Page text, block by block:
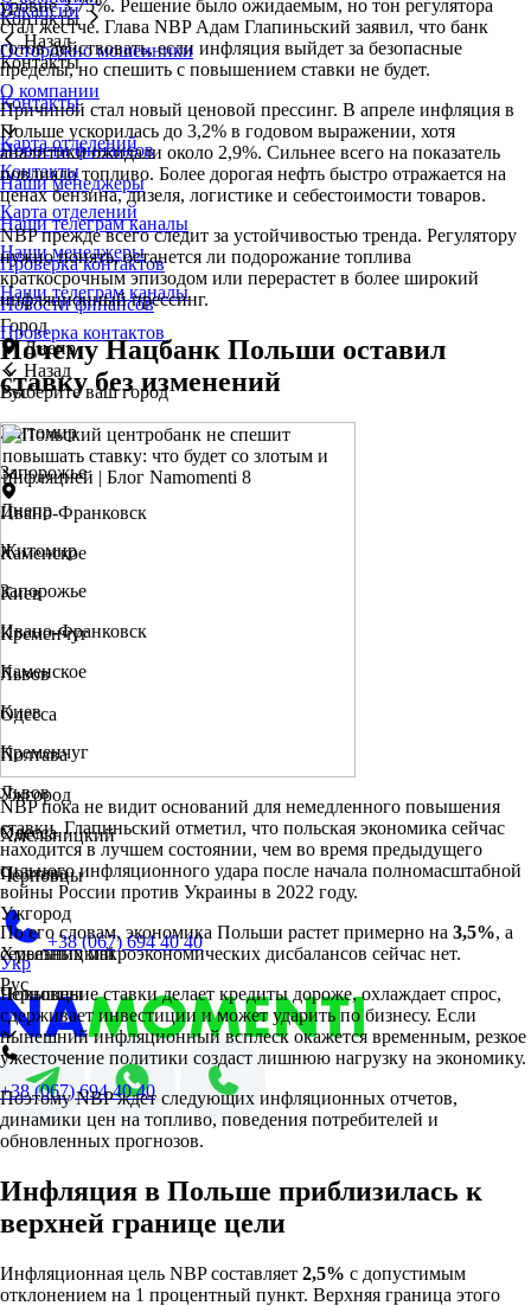
Контакты
Назад
Контакты
Контакты
Карта отделений
Наши менеджеры
Наши телеграм каналы
Проверка контактов
Новости финансов
Город
Днепр
Назад
Выберите ваш город
Житомир
Запорожье
Ивано-Франковск
Каменское
Киев
Кременчуг
Львов
Одесса
Полтава
Ужгород
Хмельницкий
Черновцы
+38 (067) 694 40 40
Укр
Рус
Вакансии
Осторожно мошенники
О компании
Новости финансов
Контакты
Карта отделений
Наши менеджеры
Наши телеграм каналы
Проверка контактов
Рус
Днепр
Житомир
Запорожье
Ивано-Франковск
Каменское
Киев
Кременчуг
Львов
Одесса
Полтава
Ужгород
Хмельницкий
Черновцы
+38 (067) 694 40 40
уровне 3,75%. Решение было ожидаемым, но тон регулятора
стал жестче. Глава NBP Адам Глапиньский заявил, что банк
готов действовать, если инфляция выйдет за безопасные
пределы, но спешить с повышением ставки не будет.
Причиной стал новый ценовой прессинг. В апреле инфляция в
Польше ускорилась до 3,2% в годовом выражении, хотя
аналитики ожидали около 2,9%. Сильнее всего на показатель
повлияло топливо. Более дорогая нефть быстро отражается на
ценах бензина, дизеля, логистике и себестоимости товаров.
NBP прежде всего следит за устойчивостью тренда. Регулятору
нужно понять, останется ли подорожание топлива
краткосрочным эпизодом или перерастет в более широкий
инфляционный прессинг.
Почему Нацбанк Польши оставил
ставку без изменений
NBP пока не видит оснований для немедленного повышения
ставки. Глапиньский отметил, что польская экономика сейчас
находится в лучшем состоянии, чем во время предыдущего
сильного инфляционного удара после начала полномасштабной
войны России против Украины в 2022 году.
По его словам, экономика Польши растет примерно на 3,5%, а
серьезных макроэкономических дисбалансов сейчас нет.
Повышение ставки делает кредиты дороже, охлаждает спрос,
сдерживает инвестиции и может ударить по бизнесу. Если
нынешний инфляционный всплеск окажется временным, резкое
ужесточение политики создаст лишнюю нагрузку на экономику.
Поэтому NBP ждет следующих инфляционных отчетов,
динамики цен на топливо, поведения потребителей и
обновленных прогнозов.
Инфляция в Польше приблизилась к
верхней границе цели
Инфляционная цель NBP составляет 2,5% с допустимым
отклонением на 1 процентный пункт. Верхняя граница этого